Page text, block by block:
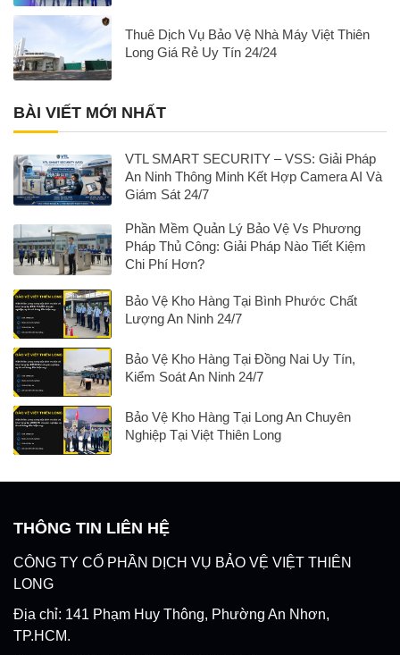
Thuê Dịch Vụ Bảo Vệ Nhà Máy Việt Thiên
Long Giá Rẻ Uy Tín 24/24
BÀI VIẾT MỚI NHẤT
VTL SMART SECURITY – VSS: Giải Pháp
An Ninh Thông Minh Kết Hợp Camera AI Và
Giám Sát 24/7
Phần Mềm Quản Lý Bảo Vệ Vs Phương
Pháp Thủ Công: Giải Pháp Nào Tiết Kiệm
Chi Phí Hơn?
Bảo Vệ Kho Hàng Tại Bình Phước Chất
Lượng An Ninh 24/7
Bảo Vệ Kho Hàng Tại Đồng Nai Uy Tín,
Kiểm Soát An Ninh 24/7
Bảo Vệ Kho Hàng Tại Long An Chuyên
Nghiệp Tại Việt Thiên Long
THÔNG TIN LIÊN HỆ
CÔNG TY CỔ PHẦN DỊCH VỤ BẢO VỆ VIỆT THIÊN
LONG
Địa chỉ: 141 Phạm Huy Thông, Phường An Nhơn,
TP.HCM.